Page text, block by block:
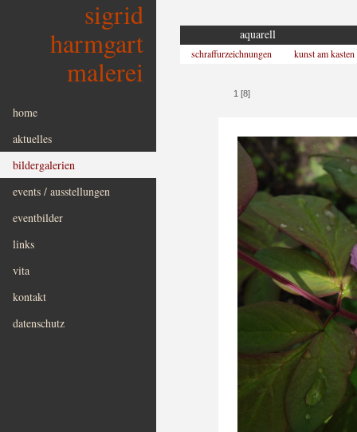
sigrid
harmgart
malerei
home
aktuelles
bildergalerien
events / ausstellungen
eventbilder
links
vita
kontakt
datenschutz
aquarell
schraffurzeichnungen kunst am kasten
1 [8]